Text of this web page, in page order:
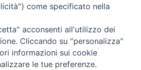
come specificato nella
acconsenti all'utilizzo dei
Cliccando su "personalizza"
informazioni sui cookie
le tue preferenze.